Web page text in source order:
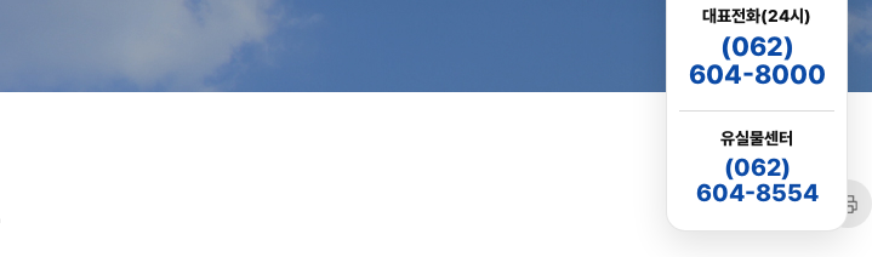
대표전화(24시)
(062)
604-8000
유실물센터
(062)
604-8554
공유
링크
프린
트